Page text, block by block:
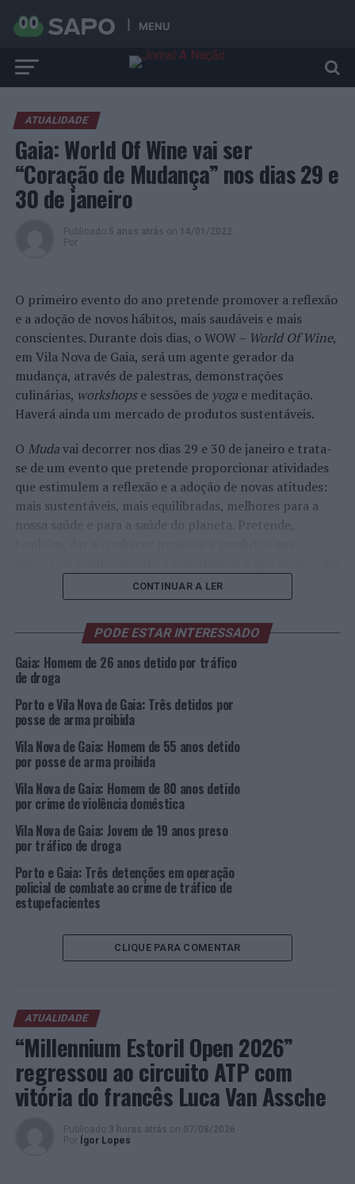
MENU
ATUALIDADE
Gaia: World Of Wine vai ser
“Coração de Mudança” nos dias 29 e
30 de janeiro
Publicado 5 anos atrás on 14/01/2022
Por
O primeiro evento do ano pretende promover a reflexão
e a adoção de novos hábitos, mais saudáveis e mais
conscientes. Durante dois dias, o WOW – World Of Wine,
em Vila Nova de Gaia, será um agente gerador da
mudança, através de palestras, demonstrações
culinárias, workshopse sessões de yogae meditação.
Haverá ainda um mercado de produtos sustentáveis.
O Mudavai decorrer nos dias 29 e 30 de janeiro e trata-
se de um evento que pretende proporcionar atividades
que estimulem a reflexão e a adoção de novas atitudes:
mais sustentáveis, mais equilibradas, melhores para a
nossa saúde e para a saúde do planeta. Pretende,
a sustentabilidade e o bem-estar.
Vila Nova de Gaia, terá um mercado de venda de
produtos sustentáveis, momentos de palestras e
discussões,workshops ,showcooking, aulas de
aprendizagens mútuas, de inspiração, para que o novo
ano seja, sempre que possível, um pouco melhor do que
o anterior.
Quem, a partir do dia 15 de janeiro, adquirir um
dois ou mais museus, recebe, automaticamente, um
bilhete para o Muda, para os dois dias do evento. Quem
pode fazê-lo também em pré-venda no
WOW, pelo preço de 20 euros. Neste caso, está incluído
Pink Palace.
papel dos jovens no ativismo contra as alterações
climáticas, maternidade sustentável, saúde mental, mas
também receitasdetox, vinhos biológicos, entre muitos
outros.
Foto: DR.
TÓPICOS RELACIONADOS:
CONTINUAR A LER
PODE ESTAR INTERESSADO
Gaia: Homem de 26 anos detido por tráfico
de droga
Porto e Vila Nova de Gaia: Três detidos por
posse de arma proibida
Vila Nova de Gaia: Homem de 55 anos detido
por posse de arma proibida
Vila Nova de Gaia: Homem de 80 anos detido
por crime de violência doméstica
Vila Nova de Gaia: Jovem de 19 anos preso
por tráfico de droga
Porto e Gaia: Três detenções em operação
policial de combate ao crime de tráfico de
estupefacientes
CLIQUE PARA COMENTAR
ATUALIDADE
“Millennium Estoril Open 2026”
regressou ao circuito ATP com
vitória do francês Luca Van Assche
Publicado 3 horas atrás on 07/08/2026
Por
Ígor Lopes